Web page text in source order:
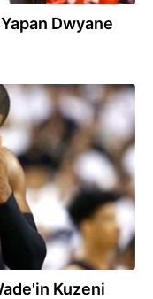
Dwyane
Kuzeni